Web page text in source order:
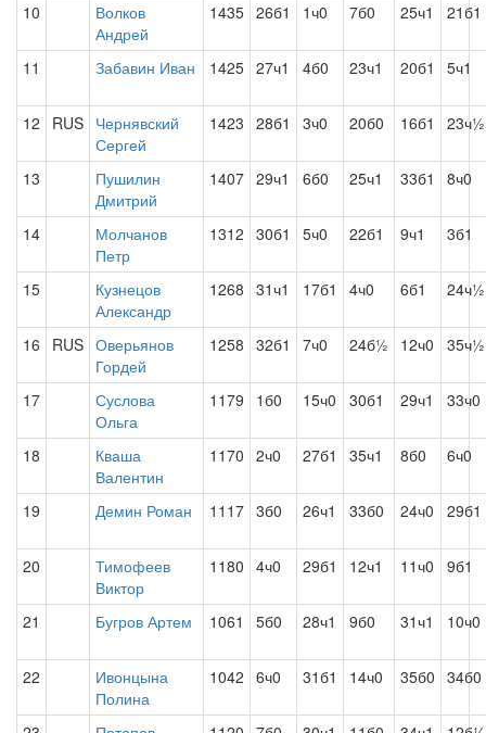
10
Волков
Андрей
1435 26б1 1ч0 7б0 25ч1 21б1
11 Забавин Иван 1425 27ч1 4б0 23ч1 20б1 5ч1
12 RUS Чернявский
Сергей
1423 28б1 3ч0 20б0 16б1 23ч½
13
Пушилин
Дмитрий
1407 29ч1 6б0 25ч1 33б1 8ч0
14
Молчанов
Петр
1312 30б1 5ч0 22б1 9ч1 3б1
15
Кузнецов
Александр
1268 31ч1 17б1 4ч0 6б1 24ч½
16 RUS Оверьянов
Гордей
1258 32б1 7ч0 24б½ 12ч0 35ч½
17
Суслова
Ольга
1179 1б0 15ч0 30б1 29ч1 33ч0
18
Кваша
Валентин
1170 2ч0 27б1 35ч1 8б0 6ч0
19 Демин Роман 1117 3б0 26ч1 33б0 24ч0 29б1
20
Тимофеев
Виктор
1180 4ч0 29б1 12ч1 11ч0 9б1
21 Бугров Артем 1061 5б0 28ч1 9б0 31ч1 10ч0
22
Ивонцына
Полина
1042 6ч0 31б1 14ч0 35б0 34б0